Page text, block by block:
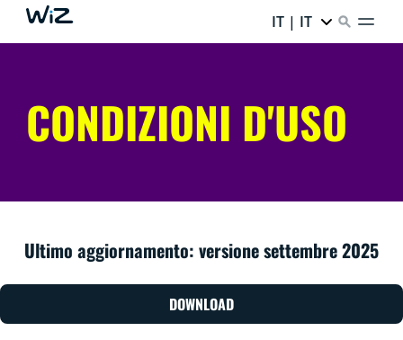
IT | IT
CONDIZIONI D'USO
Ultimo aggiornamento: versione settembre 2025
DOWNLOAD